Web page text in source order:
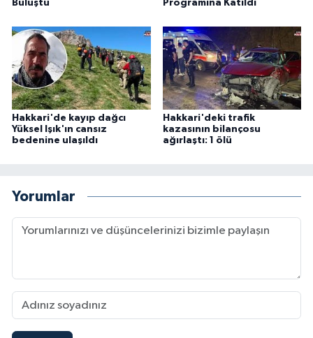
Buluştu Programına Katıldı
Hakkari'de kayıp dağcı
Yüksel Işık'ın cansız
bedenine ulaşıldı
Hakkari'deki trafik
kazasının bilançosu
ağırlaştı: 1 ölü
Yorumlar